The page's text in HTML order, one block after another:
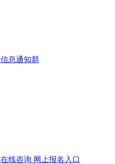
信息通知群
在线咨询 网上报名入口